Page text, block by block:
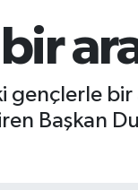
gençlerle
Başkan